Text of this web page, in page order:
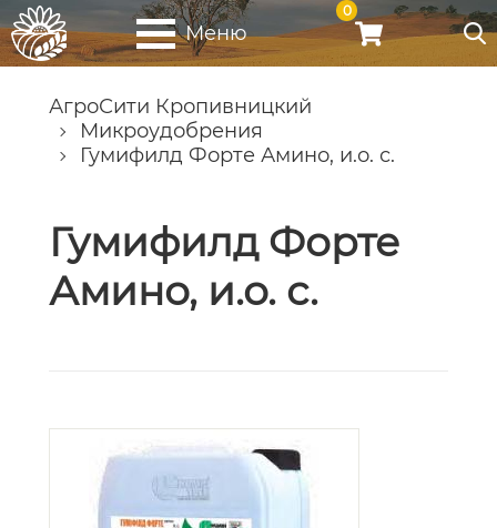
Меню
0
АгроСити Кропивницкий
Микроудобрения
Гумифилд Форте Амино, и.о. с.
Гумифилд Форте
Амино, и.о. с.